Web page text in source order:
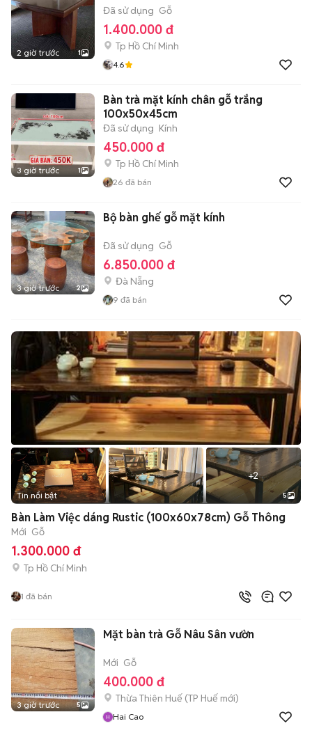
2 giờ trước 1
Đã sử dụng Gỗ
1.400.000 đ
Tp Hồ Chí Minh
4.6
3 giờ trước 1
Bàn trà mặt kính chân gỗ trắng
100x50x45cm
Đã sử dụng Kính
450.000 đ
Tp Hồ Chí Minh
26 đã bán
3 giờ trước 2
Bộ bàn ghế gỗ mặt kính
Đã sử dụng Gỗ
6.850.000 đ
Đà Nẵng
9 đã bán
+2
Tin nổi bật 5
Bàn Làm Việc dáng Rustic (100x60x78cm) Gỗ Thông
Mới Gỗ
1.300.000 đ
Tp Hồ Chí Minh
1 đã bán
3 giờ trước 5
Mặt bàn trà Gỗ Nâu Sân vườn
Mới Gỗ
400.000 đ
Thừa Thiên Huế (TP Huế mới)
Hai Cao